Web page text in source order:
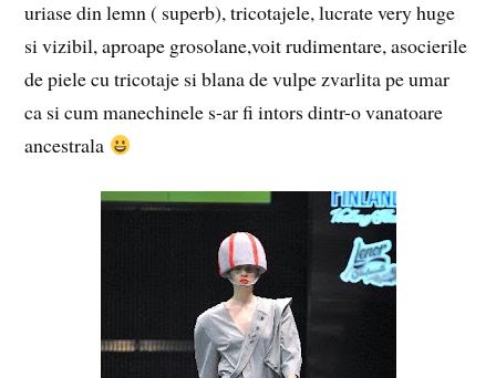
uriase din lemn ( superb), tricotajele, lucrate very huge
si vizibil, aproape grosolane,voit rudimentare, asocierile
de piele cu tricotaje si blana de vulpe zvarlita pe umar
ca si cum manechinele s-ar fi intors dintr-o vanatoare
ancestrala